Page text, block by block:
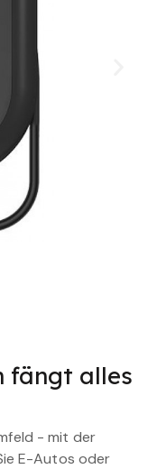
fängt alles
- mit der
E-Autos oder